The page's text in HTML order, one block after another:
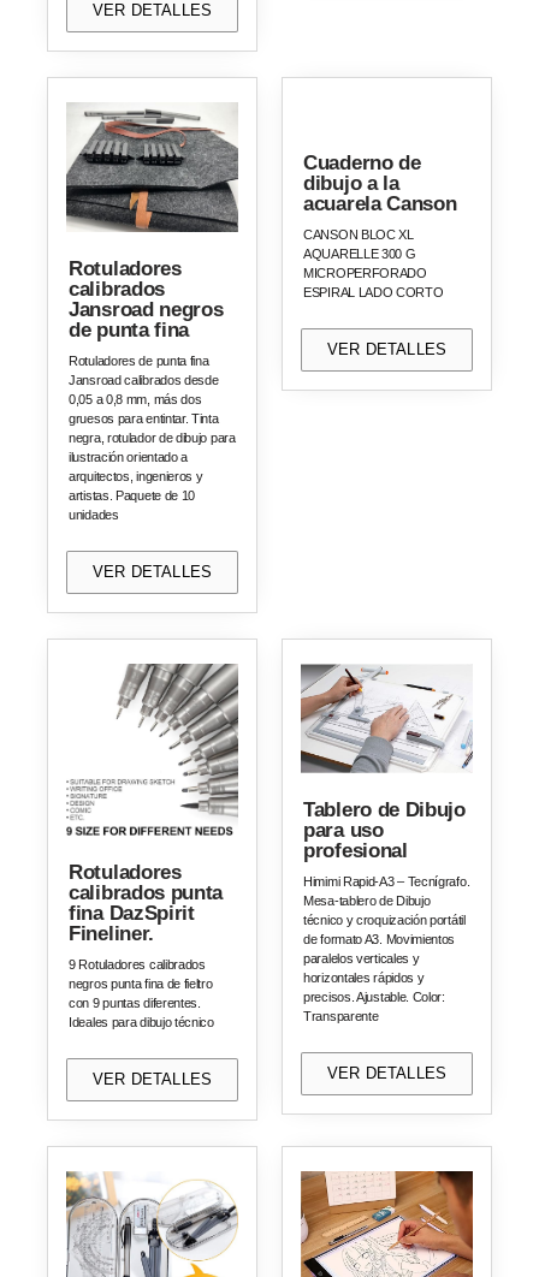
VER DETALLES
Rotuladores
calibrados
Jansroad negros
de punta fina
Rotuladores de punta fina
Jansroad calibrados desde
0,05 a 0,8 mm, más dos
gruesos para entintar. Tinta
negra, rotulador de dibujo para
ilustración orientado a
arquitectos, ingenieros y
artistas. Paquete de 10
unidades
VER DETALLES
Cuaderno de
dibujo a la
acuarela Canson
CANSON BLOC XL
AQUARELLE 300 G
MICROPERFORADO
ESPIRAL LADO CORTO
VER DETALLES
Rotuladores
calibrados punta
fina DazSpirit
Fineliner.
9 Rotuladores calibrados
negros punta fina de fieltro
con 9 puntas diferentes.
Ideales para dibujo técnico
VER DETALLES
Tablero de Dibujo
para uso
profesional
Himimi Rapid-A3 – Tecnígrafo.
Mesa-tablero de Dibujo
técnico y croquización portátil
de formato A3. Movimientos
paralelos verticales y
horizontales rápidos y
precisos. Ajustable. Color:
Transparente
VER DETALLES